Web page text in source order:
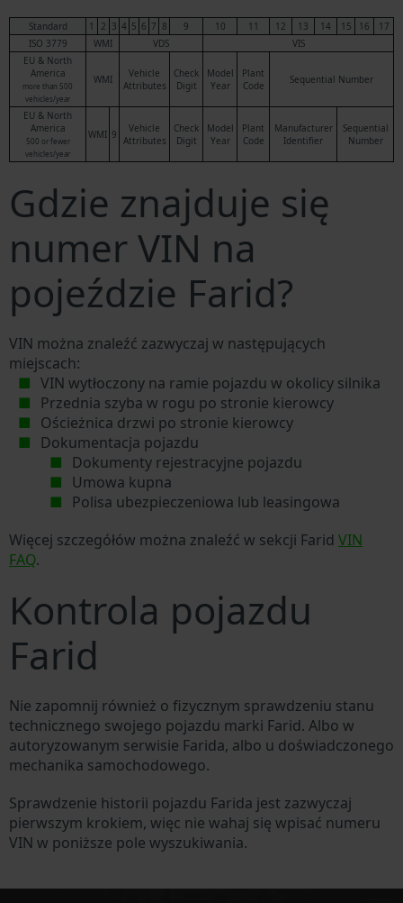
Standard 1 2 3 4 5 6 7 8 9 10 11 12 13 14 15 16
17
ISO 3779
WMI VDS
VIS
EU & North
America
more than 500
vehicles/year
WMI
Vehicle
Attributes
Check
Digit
Model
Year
Plant
Code
Sequential Number
EU & North
America
500 or fewer
vehicles/year
WMI 9
Vehicle
Attributes
Check
Digit
Model
Year
Plant
Code
Manufacturer
Identifier
Sequential
Number
Gdzie znajduje się
numer VIN na
pojeździe Farid?
VIN można znaleźć zazwyczaj w następujących
miejscach:
VIN wytłoczony na ramie pojazdu w okolicy silnika
Przednia szyba w rogu po stronie kierowcy
Ościeżnica drzwi po stronie kierowcy
Dokumentacja pojazdu
Dokumenty rejestracyjne pojazdu
Umowa kupna
Polisa ubezpieczeniowa lub leasingowa
Więcej szczegółów można znaleźć w sekcji Farid VIN
FAQ.
Kontrola pojazdu
Farid
Nie zapomnij również o fizycznym sprawdzeniu stanu
technicznego swojego pojazdu marki Farid. Albo w
autoryzowanym serwisie Farida, albo u doświadczonego
mechanika samochodowego.
Sprawdzenie historii pojazdu Farida jest zazwyczaj
pierwszym krokiem, więc nie wahaj się wpisać numeru
VIN w poniższe pole wyszukiwania.